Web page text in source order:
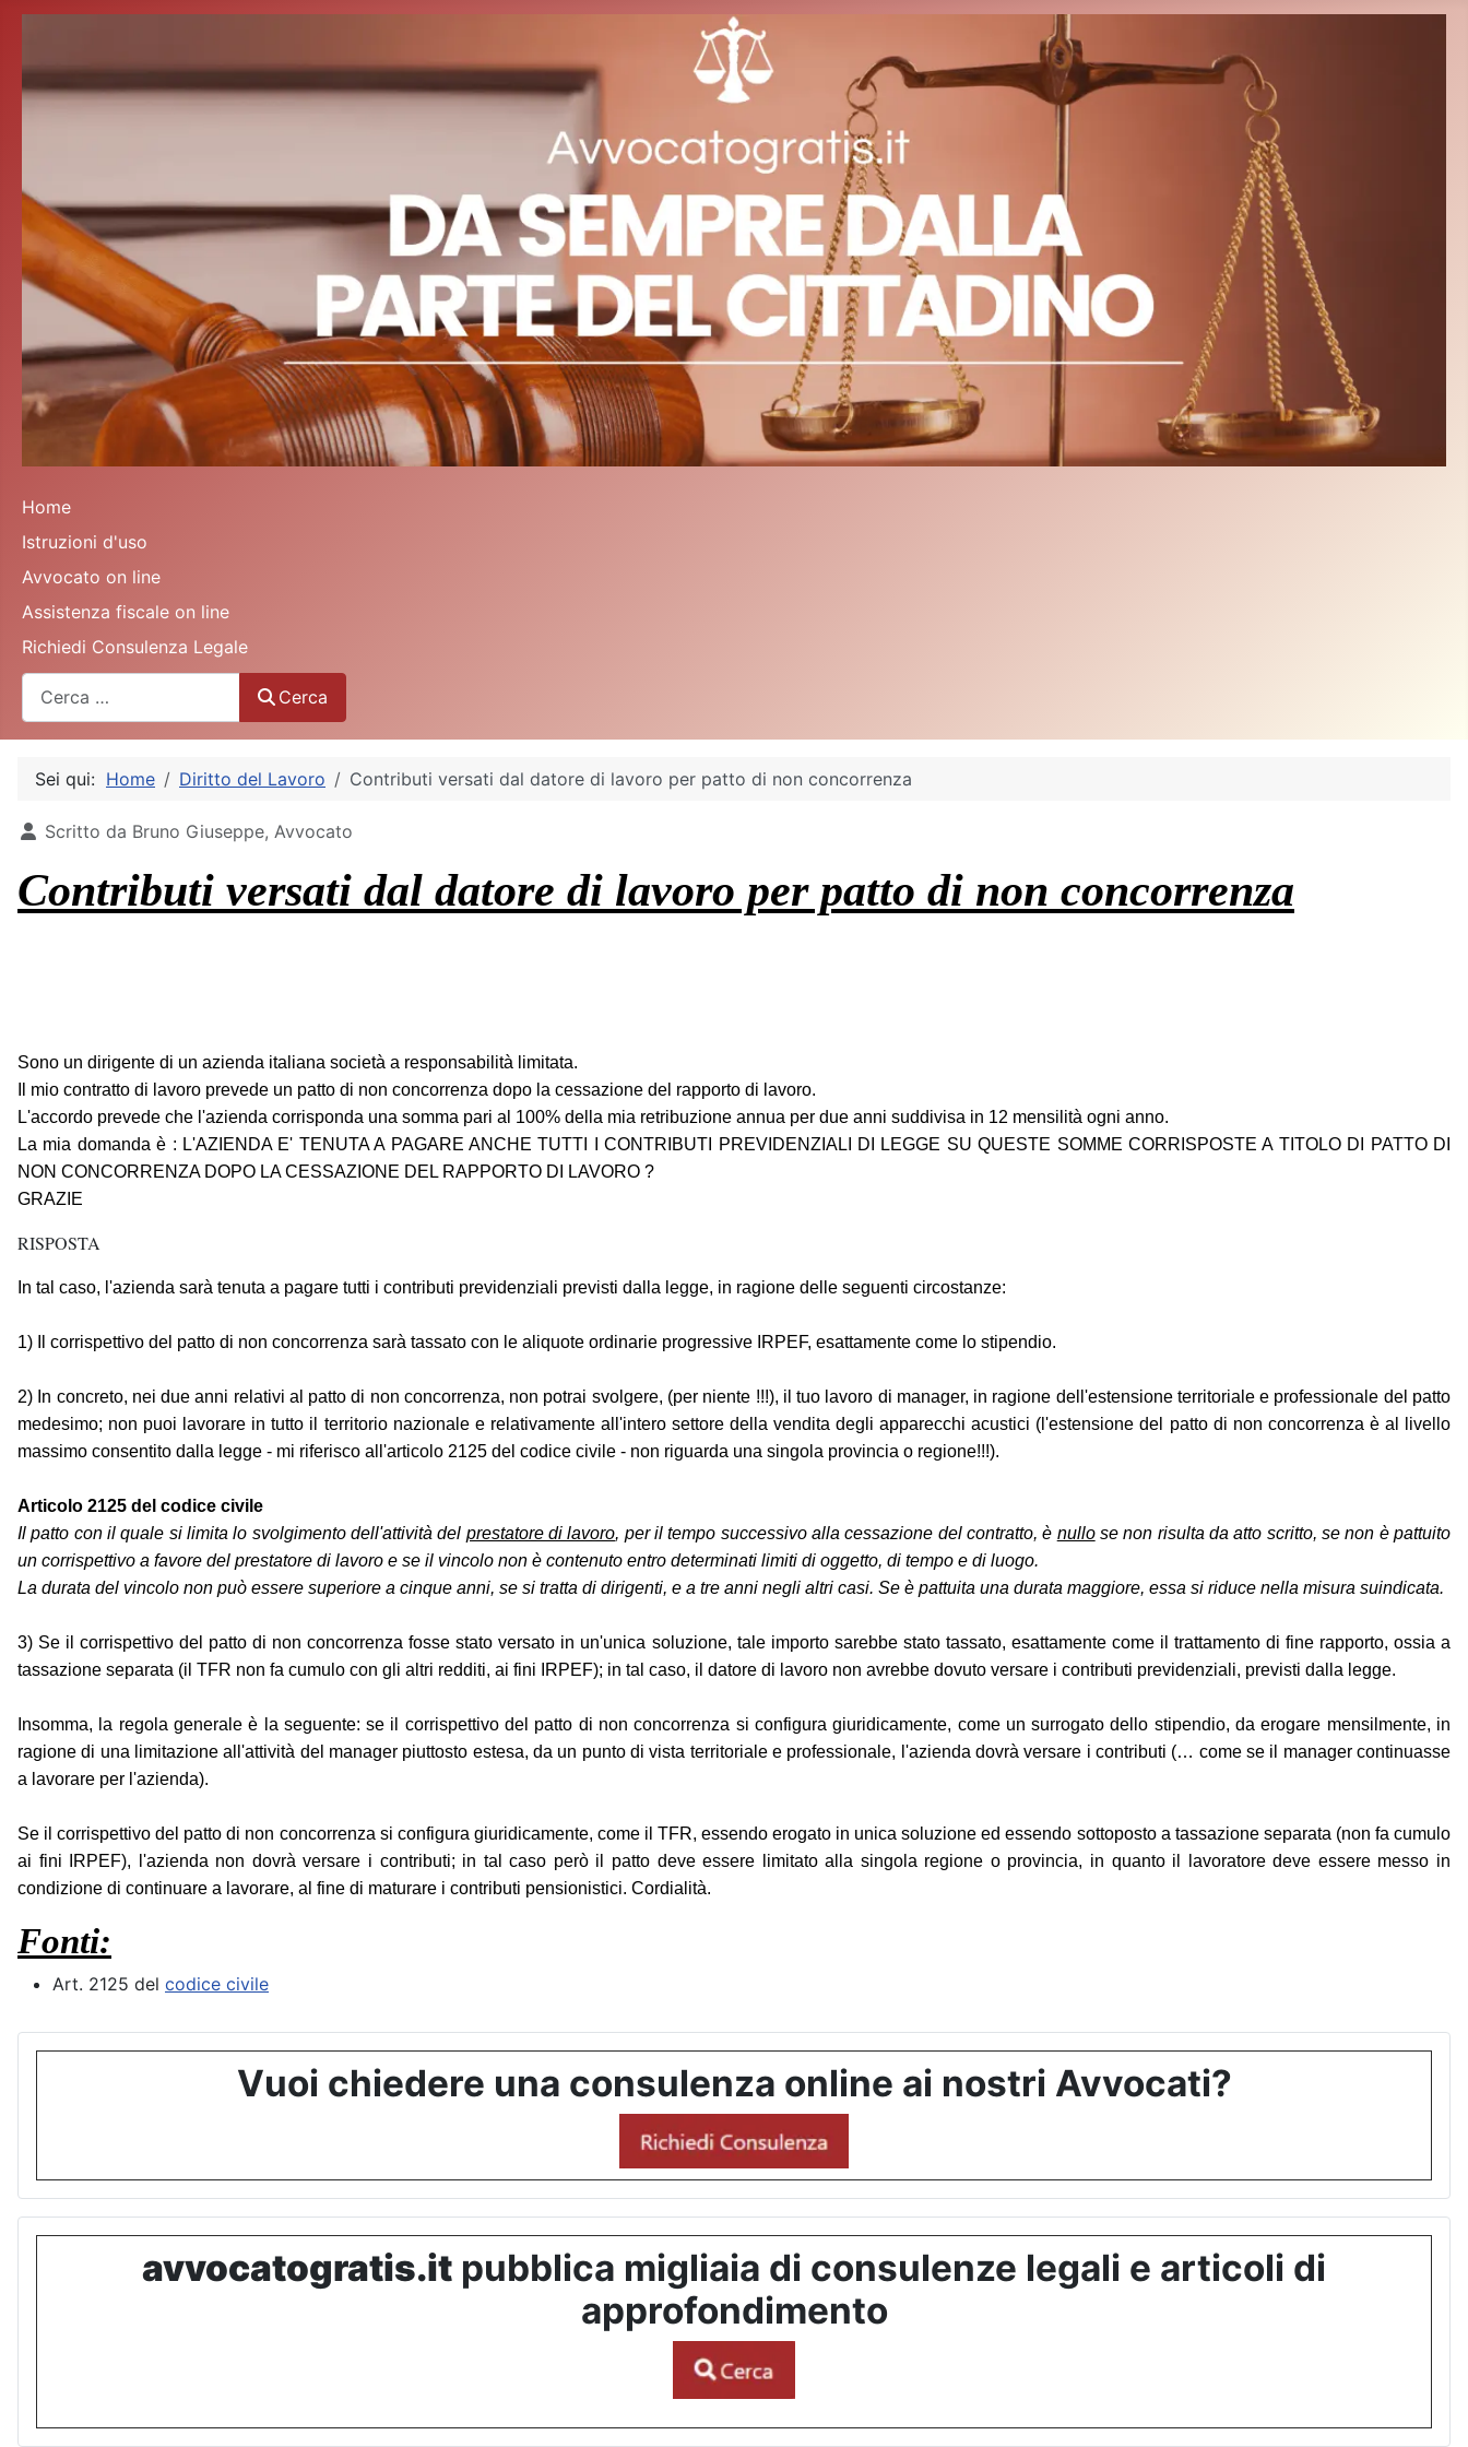
Home
Istruzioni d'uso
Avvocato on line
Assistenza fiscale on line
Richiedi Consulenza Legale
Cerca
Sei qui: Home Diritto del Lavoro Contributi versati dal datore di lavoro per patto di non concorrenza
Dettagli
Scritto da Bruno Giuseppe, Avvocato
Contributi versati dal datore di lavoro per patto di non concorrenza
Sono un dirigente di un azienda italiana società a responsabilità limitata.
Il mio contratto di lavoro prevede un patto di non concorrenza dopo la cessazione del rapporto di lavoro.
L'accordo prevede che l'azienda corrisponda una somma pari al 100% della mia retribuzione annua per due anni suddivisa in 12 mensilità ogni anno.
La mia domanda è : L'AZIENDA E' TENUTA A PAGARE ANCHE TUTTI I CONTRIBUTI PREVIDENZIALI DI LEGGE SU QUESTE SOMME CORRISPOSTE A TITOLO DI PATTO DI
NON CONCORRENZA DOPO LA CESSAZIONE DEL RAPPORTO DI LAVORO ?
GRAZIE
RISPOSTA
In tal caso, l'azienda sarà tenuta a pagare tutti i contributi previdenziali previsti dalla legge, in ragione delle seguenti circostanze:
1) Il corrispettivo del patto di non concorrenza sarà tassato con le aliquote ordinarie progressive IRPEF, esattamente come lo stipendio.
2) In concreto, nei due anni relativi al patto di non concorrenza, non potrai svolgere, (per niente !!!), il tuo lavoro di manager, in ragione dell'estensione territoriale e professionale del patto
medesimo; non puoi lavorare in tutto il territorio nazionale e relativamente all'intero settore della vendita degli apparecchi acustici (l'estensione del patto di non concorrenza è al livello
massimo consentito dalla legge - mi riferisco all'articolo 2125 del codice civile - non riguarda una singola provincia o regione!!!).
Articolo 2125 del codice civile
Il patto con il quale si limita lo svolgimento dell'attività del prestatore di lavoro, per il tempo successivo alla cessazione del contratto, è nullose non risulta da atto scritto, se non è pattuito
un corrispettivo a favore del prestatore di lavoro e se il vincolo non è contenuto entro determinati limiti di oggetto, di tempo e di luogo.
La durata del vincolo non può essere superiore a cinque anni, se si tratta di dirigenti, e a tre anni negli altri casi. Se è pattuita una durata maggiore, essa si riduce nella misura suindicata.
3) Se il corrispettivo del patto di non concorrenza fosse stato versato in un'unica soluzione, tale importo sarebbe stato tassato, esattamente come il trattamento di fine rapporto, ossia a
tassazione separata (il TFR non fa cumulo con gli altri redditi, ai fini IRPEF); in tal caso, il datore di lavoro non avrebbe dovuto versare i contributi previdenziali, previsti dalla legge.
Insomma, la regola generale è la seguente: se il corrispettivo del patto di non concorrenza si configura giuridicamente, come un surrogato dello stipendio, da erogare mensilmente, in
ragione di una limitazione all'attività del manager piuttosto estesa, da un punto di vista territoriale e professionale, l'azienda dovrà versare i contributi (… come se il manager continuasse
a lavorare per l'azienda).
Se il corrispettivo del patto di non concorrenza si configura giuridicamente, come il TFR, essendo erogato in unica soluzione ed essendo sottoposto a tassazione separata (non fa cumulo
ai fini IRPEF), l'azienda non dovrà versare i contributi; in tal caso però il patto deve essere limitato alla singola regione o provincia, in quanto il lavoratore deve essere messo in
condizione di continuare a lavorare, al fine di maturare i contributi pensionistici. Cordialità.
Fonti:
Art. 2125 del codice civile
Vuoi chiedere una consulenza online ai nostri Avvocati?
avvocatogratis.it pubblica migliaia di consulenze legali e articoli di
approfondimento